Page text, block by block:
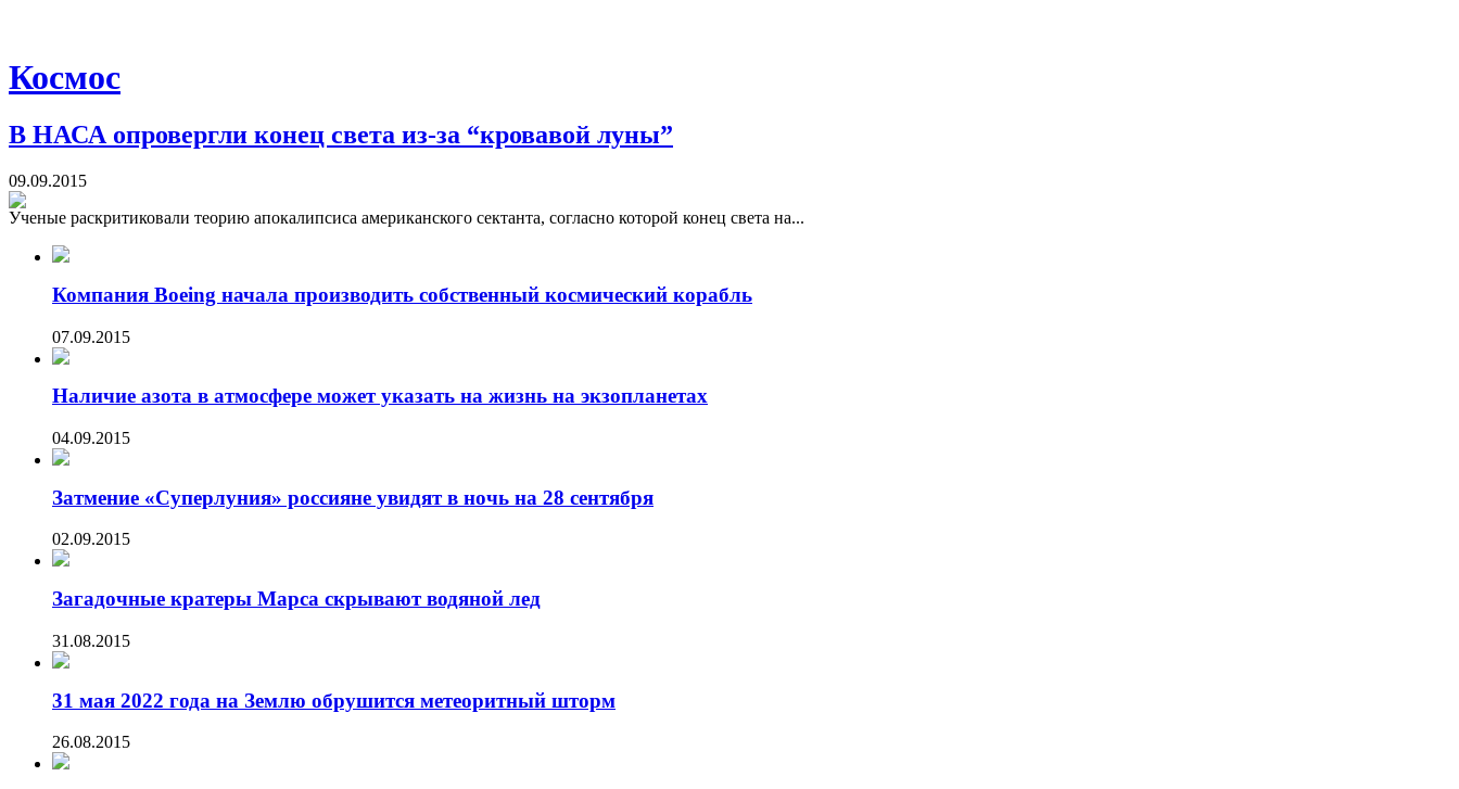
Космос
В НАСА опровергли конец света из-за “кровавой луны”
09.09.2015
Ученые раскритиковали теорию апокалипсиса американского сектанта, согласно которой конец света на...
Компания Boeing начала производить собственный космический корабль
07.09.2015
Наличие азота в атмосфере может указать на жизнь на экзопланетах
04.09.2015
Затмение «Суперлуния» россияне увидят в ночь на 28 сентября
02.09.2015
Загадочные кратеры Марса скрывают водяной лед
31.08.2015
31 мая 2022 года на Землю обрушится метеоритный шторм
26.08.2015